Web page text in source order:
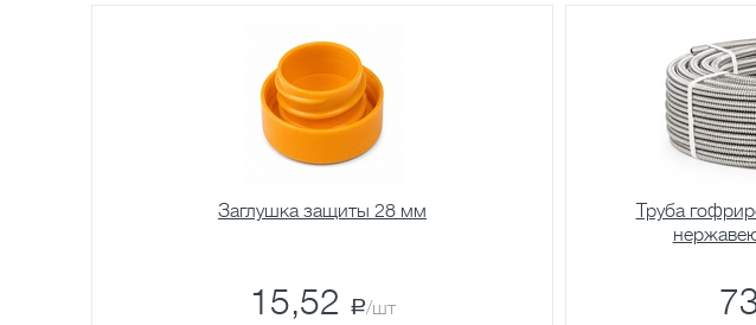
Заглушка защиты 28 мм
15,52 a/шт
Труба